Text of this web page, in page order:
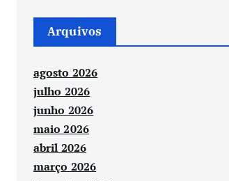
Arquivos
agosto 2026
julho 2026
junho 2026
maio 2026
abril 2026
março 2026